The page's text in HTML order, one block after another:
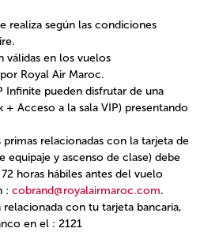
realiza según las condiciones
válidas en los vuelos
Royal Air Maroc.
Infinite pueden disfrutar de una
+ Acceso a la sala VIP) presentando
relacionadas con la tarjeta de
equipaje y ascenso de clase) debe
horas hábiles antes del vuelo
: cobrand@royalairmaroc.com.
con tu tarjeta bancaria,
en el : 2121